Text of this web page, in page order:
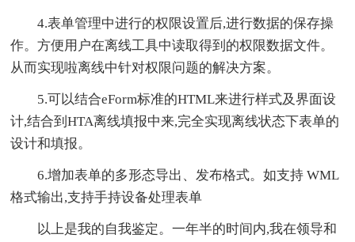
4.表单管理中进行的权限设置后,进行数据的保存操
作。方便用户在离线工具中读取得到的权限数据文件。
从而实现啦离线中针对权限问题的解决方案。
5.可以结合eForm标准的HTML来进行样式及界面设
计,结合到HTA离线填报中来,完全实现离线状态下表单的
设计和填报。
6.增加表单的多形态导出、发布格式。如支持 WML
格式输出,支持手持设备处理表单
以上是我的自我鉴定。一年半的时间内,我在领导和